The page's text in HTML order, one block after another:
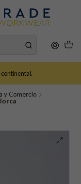
continental.
y Comercio